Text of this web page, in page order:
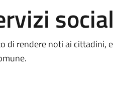
di rendere noti ai cittadini,